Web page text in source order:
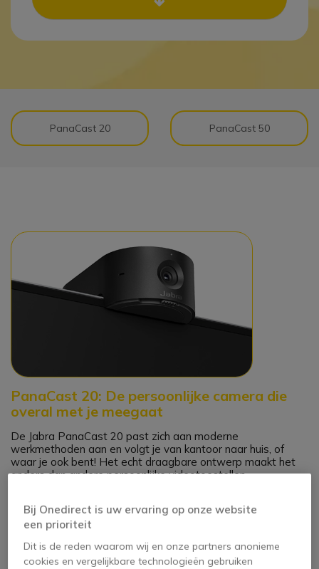
PanaCast 20 PanaCast 50
PanaCast 20: De persoonlijke camera die
overal met je meegaat
De Jabra PanaCast 20 past zich aan moderne
werkmethoden aan en volgt je van kantoor naar huis, of
waar je ook bent! Het echt draagbare ontwerp maakt het
anders dan andere persoonlijke videotoestellen.
Belangrijkste Sterke Punten:
4K Ultra HD: Professionele details in elke oproep
Bij Onedirect is uw ervaring op onze website
een prioriteit
Dit is de reden waarom wij en onze partners anonieme
cookies en vergelijkbare technologieën gebruiken